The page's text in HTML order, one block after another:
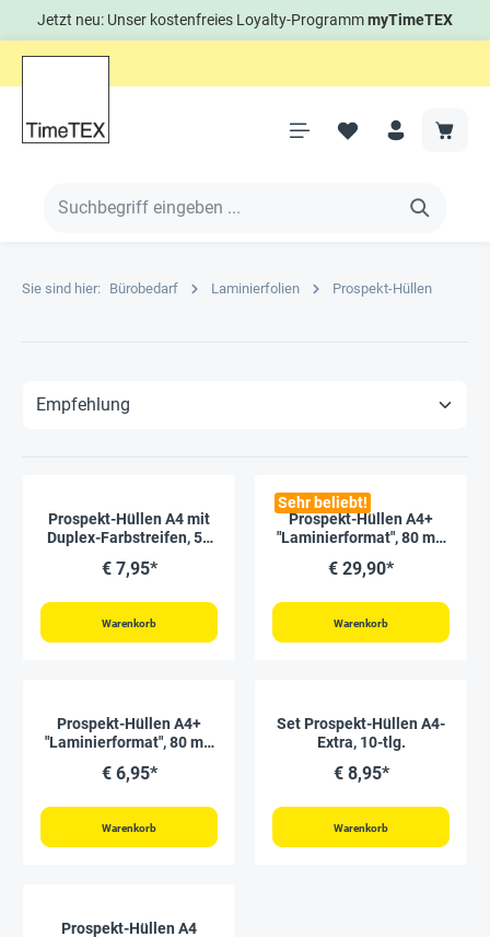
Jetzt neu: Unser kostenfreies Loyalty-ProgrammmyTimeTEX
Sie sind hier: Bürobedarf Laminierfolien Prospekt-Hüllen
Prospekt-Hüllen A4 mit
Duplex-Farbstreifen, 50
€ 7,95*
Warenkorb
Sehr beliebt!
Prospekt-Hüllen A4+
"Laminierformat", 80 my,
€ 29,90*
Warenkorb
Prospekt-Hüllen A4+
"Laminierformat", 80 my,
€ 6,95*
Warenkorb
Set Prospekt-Hüllen A4-
Extra, 10-tlg.
€ 8,95*
Warenkorb
Prospekt-Hüllen A4